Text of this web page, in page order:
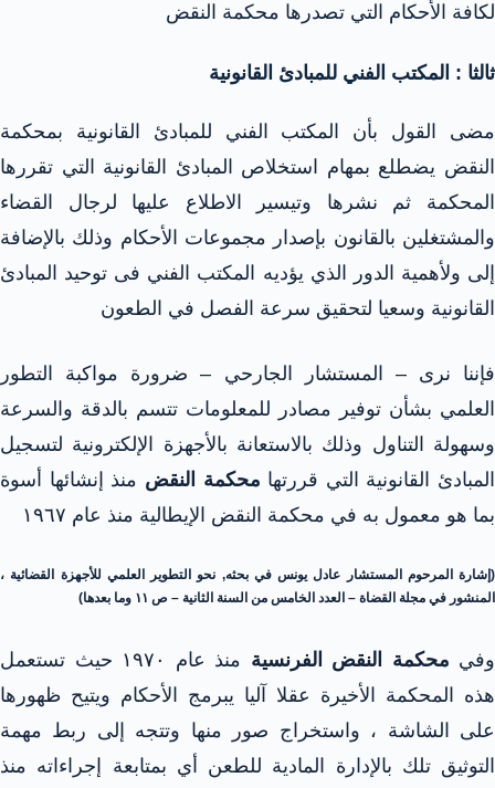
لكافة الأحكام التي تصدرها محكمة النقض
ثالثا : المكتب الفني للمبادئ القانونية
مضى القول بأن المكتب الفني للمبادئ القانونية بمحكمة
النقض يضطلع بمهام استخلاص المبادئ القانونية التي تقررها
المحكمة ثم نشرها وتيسير الاطلاع عليها لرجال القضاء
والمشتغلين بالقانون بإصدار مجموعات الأحكام وذلك بالإضافة
إلى ولأهمية الدور الذي يؤديه المكتب الفني فى توحيد المبادئ
القانونية وسعيا لتحقيق سرعة الفصل في الطعون
فإننا نرى – المستشار الجارحي – ضرورة مواكبة التطور
العلمي بشأن توفير مصادر للمعلومات تتسم بالدقة والسرعة
وسهولة التناول وذلك بالاستعانة بالأجهزة الإلكترونية لتسجيل
المبادئ القانونية التي قررتها محكمة النقض منذ إنشائها أسوة
بما هو معمول به في محكمة النقض الإيطالية منذ عام ١٩٦٧
(إشارة المرحوم المستشار عادل يونس في بحثه, نحو التطوير العلمي للأجهزة القضائية ،
المنشور في مجلة القضاة – العدد الخامس من السنة الثانية – ص ١١ وما بعدها)
وفي محكمة النقض الفرنسية
منذ عام ۱۹۷۰ حيث تستعمل
هذه المحكمة الأخيرة عقلا آليا يبرمج الأحكام ويتيح ظهورها
على الشاشة ، واستخراج صور منها وتتجه إلى ربط مهمة
التوثيق تلك بالإدارة المادية للطعن أي بمتابعة إجراءاته منذ